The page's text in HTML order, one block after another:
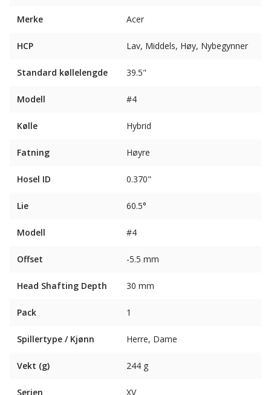
Merke Acer
HCP Lav, Middels, Høy, Nybegynner
Standard køllelengde 39.5"
Modell #4
Kølle Hybrid
Fatning Høyre
Hosel ID 0.370"
Lie 60.5°
Modell #4
Offset -5.5 mm
Head Shafting Depth 30 mm
Pack 1
Spillertype / Kjønn Herre, Dame
Vekt (g) 244 g
Serien XV